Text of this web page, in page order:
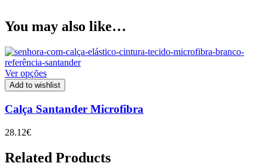
You may also like…
Ver opções
Add to wishlist
Calça Santander Microfibra
28.12€
Related Products